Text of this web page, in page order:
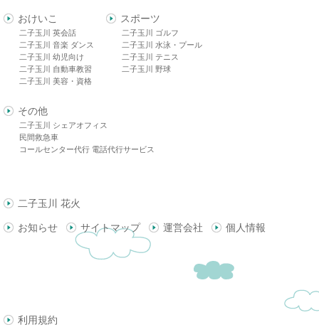
おけいこ
二子玉川 英会話
二子玉川 音楽 ダンス
二子玉川 幼児向け
二子玉川 自動車教習
二子玉川 美容・資格
スポーツ
二子玉川 ゴルフ
二子玉川 水泳・プール
二子玉川 テニス
二子玉川 野球
その他
二子玉川 シェアオフィス
民間救急車
コールセンター代行 電話代行サービス
二子玉川 花火
お知らせ サイトマップ 運営会社 個人情報
利用規約